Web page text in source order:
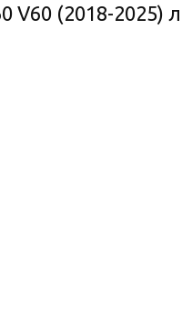
V60 (2018-2025)